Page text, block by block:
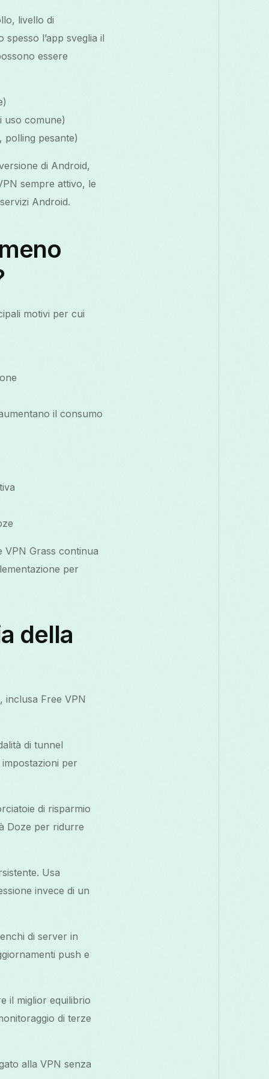
livello di
l’app sveglia il
essere
uso comune)
polling pesante)
di Android,
sempre attivo, le
Android.
motivi per cui
il consumo
VPN Grass continua
per
della
inclusa Free VPN
di tunnel
per
di risparmio
Doze per ridurre
Usa
invece di un
di server in
push e
il miglior equilibrio
di terze
alla VPN senza